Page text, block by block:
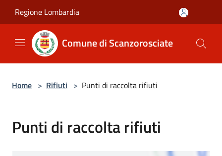
Regione Lombardia
Comune di Scanzorosciate
Home > Rifiuti > Punti di raccolta rifiuti
Punti di raccolta rifiuti